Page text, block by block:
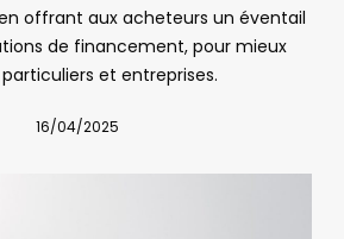
offrant aux acheteurs un éventail
de financement, pour mieux
et entreprises.
16/04/2025